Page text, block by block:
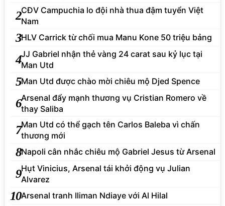
2CĐV Campuchia lo đội nhà thua đậm tuyển Việt
Nam
3HLV Carrick từ chối mua Manu Kone 50 triệu bảng
4JJ Gabriel nhận thẻ vàng 24 carat sau kỷ lục tại
Man Utd
5Man Utd được chào mời chiêu mộ Djed Spence
6Arsenal đẩy mạnh thương vụ Cristian Romero về
thay Saliba
7Man Utd có thể gạch tên Carlos Baleba vì chấn
thương mới
8Napoli cân nhắc chiêu mộ Gabriel Jesus từ Arsenal
9Hụt Vinicius, Arsenal tái khởi động vụ Julian
Alvarez
10Arsenal tranh Iliman Ndiaye với Al Hilal